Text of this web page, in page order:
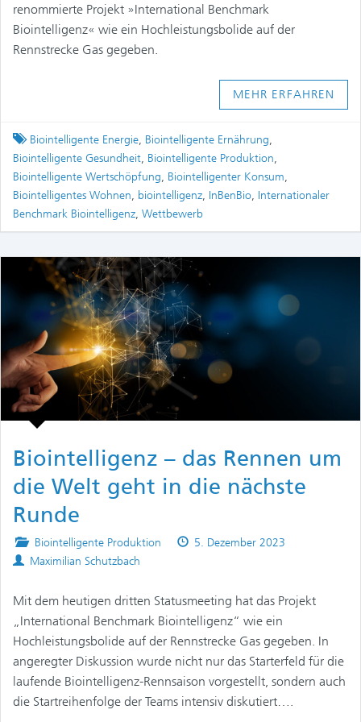
renommierte Projekt »International Benchmark
Biointelligenz« wie ein Hochleistungsbolide auf der
Rennstrecke Gas gegeben.
MEHR ERFAHREN
Tagged
Biointelligente Energie, Biointelligente Ernährung,
Biointelligente Gesundheit, Biointelligente Produktion,
Biointelligente Wertschöpfung, Biointelligenter Konsum,
Biointelligentes Wohnen, biointelligenz, InBenBio, Internationaler
Benchmark Biointelligenz, Wettbewerb
Biointelligenz – das Rennen um
die Welt geht in die nächste
Runde
Posted
in
Biointelligente Produktion
Published
5. Dezember 2023
Authors
Maximilian Schutzbach
Mit dem heutigen dritten Statusmeeting hat das Projekt
„International Benchmark Biointelligenz“ wie ein
Hochleistungsbolide auf der Rennstrecke Gas gegeben. In
angeregter Diskussion wurde nicht nur das Starterfeld für die
laufende Biointelligenz-Rennsaison vorgestellt, sondern auch
die Startreihenfolge der Teams intensiv diskutiert….